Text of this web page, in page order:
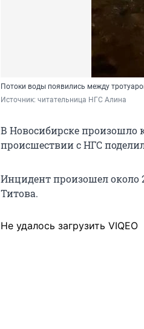
Потоки воды появились между
Источник: читательница НГС Алина
В Новосибирске
происшествии с НГС
Инцидент произошел около
Титова.
Не удалось загрузить VIQEO